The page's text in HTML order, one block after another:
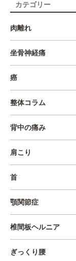
カテゴリー
肉離れ
坐骨神経痛
癌
整体コラム
背中の痛み
肩こり
首
顎関節症
椎間板ヘルニア
ぎっくり腰